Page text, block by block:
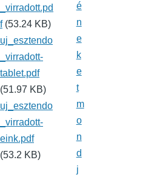
_virradott.pd
f (53.24 KB)
uj_esztendo
_virradott-
tablet.pdf
(51.97 KB)
uj_esztendo
_virradott-
eink.pdf
(53.2 KB)
é
n
e
k
e
t
m
o
n
d
j